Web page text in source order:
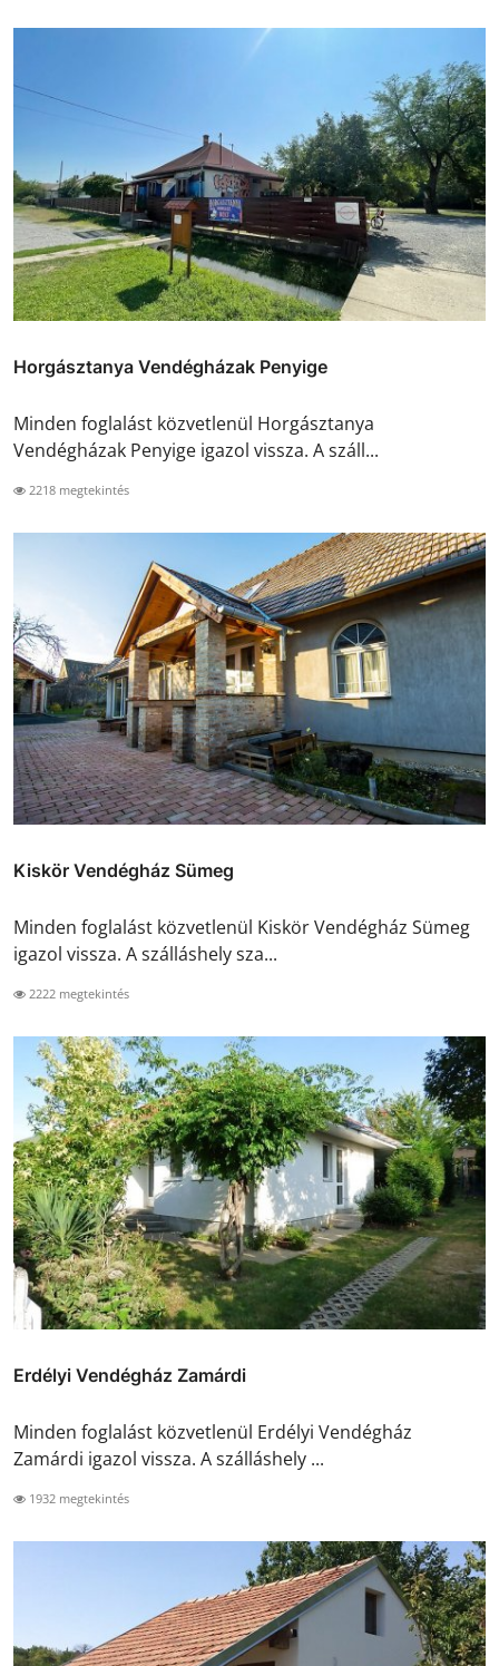
Horgásztanya Vendégházak Penyige
Minden foglalást közvetlenül Horgásztanya
Vendégházak Penyige igazol vissza. A száll...
2218 megtekintés
Kiskör Vendégház Sümeg
Minden foglalást közvetlenül Kiskör Vendégház Sümeg
igazol vissza. A szálláshely sza...
2222 megtekintés
Erdélyi Vendégház Zamárdi
Minden foglalást közvetlenül Erdélyi Vendégház
Zamárdi igazol vissza. A szálláshely ...
1932 megtekintés